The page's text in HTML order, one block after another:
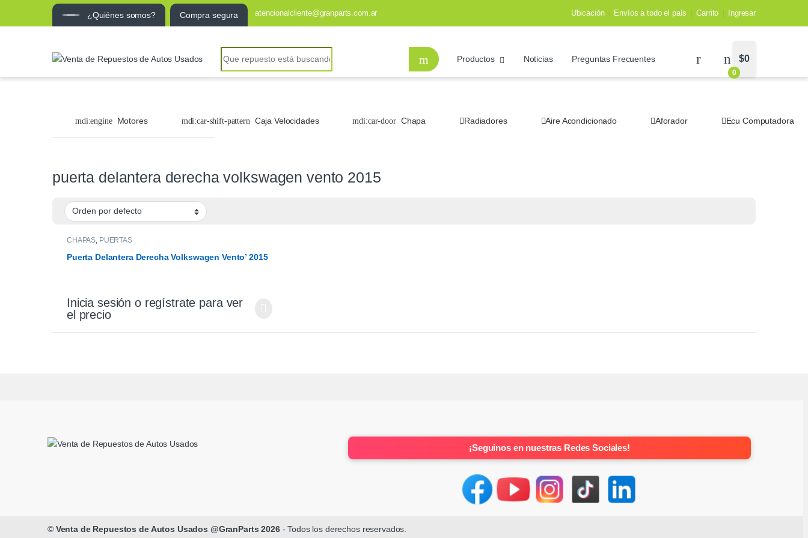
¿Quiénes somos? Compra segura atencionalcliente@granparts.com.ar Ubicación Envíos a todo el país Carrito Ingresar
Search for:
Productos Noticias Preguntas Frecuentes
0
$0
puerta delantera derecha volkswagen vento 2015
CHAPAS, PUERTAS
Puerta Delantera Derecha Volkswagen Vento’ 2015
Inicia sesión o regístrate para ver
el precio
Motores Caja Velocidades Chapa Radiadores Aire Acondicionado Aforador Ecu Computadora
¡Seguinos en nuestras Redes Sociales!
© Venta de Repuestos de Autos Usados @GranParts 2026- Todos los derechos reservados.